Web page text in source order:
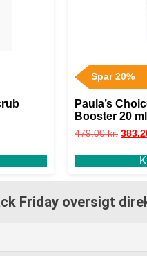
Spar 20%
Paula’s
Booster 20 ml
479.00kr.
Friday oversigt